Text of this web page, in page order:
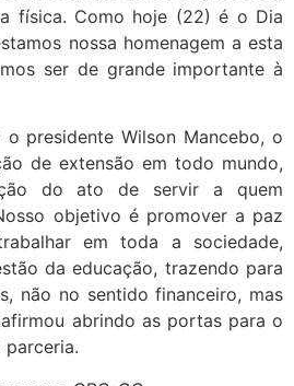
física. Como hoje (22) é o Dia
nossa homenagem a esta
ser de grande importante à
presidente Wilson Mancebo, o
de extensão em todo mundo,
do ato de servir a quem
objetivo é promover a paz
em toda a sociedade,
da educação, trazendo para
não no sentido financeiro, mas
abrindo as portas para o
parceria.